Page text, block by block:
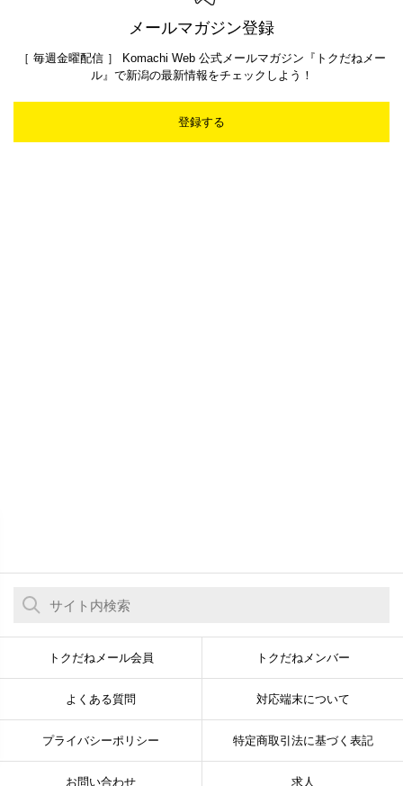
メールマガジン登録
［ 毎週金曜配信 ］ Komachi Web 公式メールマガジン『トクだねメー
ル』で新潟の最新情報をチェックしよう！
登録する
トクだねメール会員 トクだねメンバー
よくある質問 対応端末について
プライバシーポリシー 特定商取引法に基づく表記
お問い合わせ 求人